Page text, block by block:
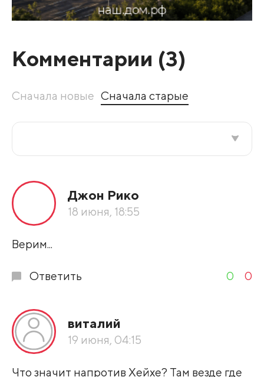
Комментарии (3)
Сначала новые Сначала старые
По рейтингу
Развернуть все
Джон Рико
18 июня, 18:55
Верим...
Ответить 0 0
виталий
19 июня, 04:15
Что значит напротив Хейхе? Там везде где